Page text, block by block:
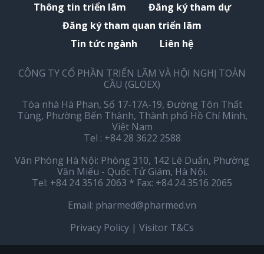
Thông tin triển lãm
Đăng ký tham dự
Đăng ký tham quan triển lãm
Tin tức ngành
Liên hệ
CÔNG TY CỔ PHẦN TRIỂN LÃM VÀ HỘI NGHỊ TOÀN
CẦU (GLOEX)
Tòa nhà Hà Phan, Số 17-17A-19, Đường Tôn Thất
Tùng, Phường Bến Thành, Thành phố Hồ Chí Minh,
Việt Nam
Tel : +84 28 3622 2588
Văn Phòng Hà Nội: Phòng 310, 142 Lê Duẩn, Phường
Văn Miếu - Quốc Tử Giám, Hà Nội.
Tel: +84 24 3516 2063 * Fax: +84 24 3516 2065
Email: pharmed@pharmed.vn
Privacy Policy | Visitor T&Cs